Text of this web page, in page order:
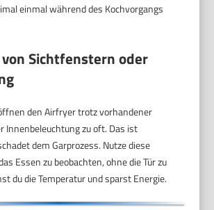
einmal während des Kochvorgangs
Sichtfenstern oder
den Airfryer trotz vorhandener
Innenbeleuchtung zu oft. Das ist
dem Garprozess. Nutze diese
Essen zu beobachten, ohne die Tür zu
du die Temperatur und sparst Energie.